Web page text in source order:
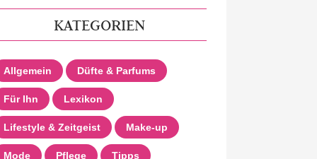
KATEGORIEN
Allgemein Düfte & Parfums
Für Ihn Lexikon
Lifestyle & Zeitgeist Make-up
Mode Pflege Tipps